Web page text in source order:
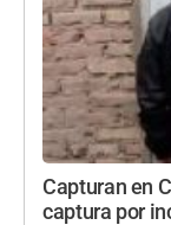
Capturan en
captura por